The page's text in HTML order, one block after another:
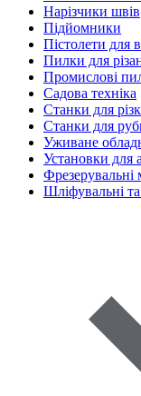
Нарізчики швів
Підйомники
Пістолети для
Пилки для
Промислові
Садова техніка
Станки для
Станки для
Уживане
Установки для
Шліфувальні